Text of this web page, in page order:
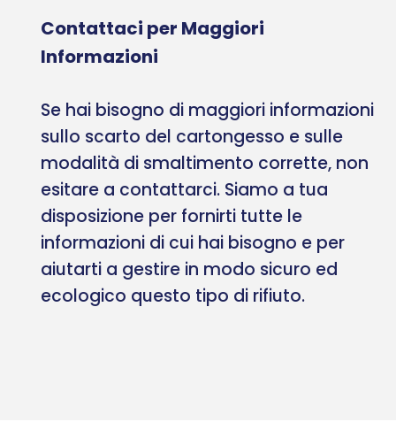
Contattaci per Maggiori
Informazioni
Se hai bisogno di maggiori informazioni
sullo scarto del cartongesso e sulle
modalità di smaltimento corrette, non
esitare a contattarci. Siamo a tua
disposizione per fornirti tutte le
informazioni di cui hai bisogno e per
aiutarti a gestire in modo sicuro ed
ecologico questo tipo di rifiuto.